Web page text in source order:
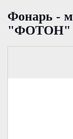
Фонарь -
"ФОТОН"